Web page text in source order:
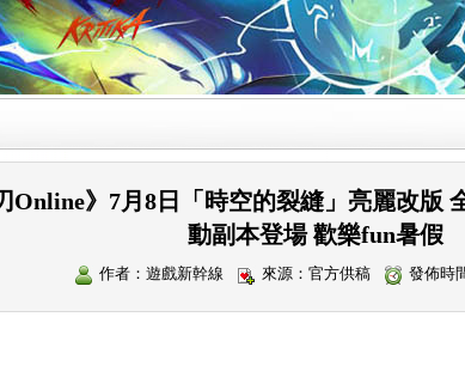
Online》7月8日「時空的裂縫」亮麗改版
動副本登場 歡樂fun暑假
作者：遊戲新幹線 來源：官方供稿 發佈時